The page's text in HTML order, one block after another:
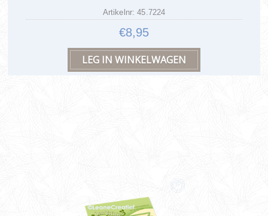
Artikelnr: 45.7224
€8,95